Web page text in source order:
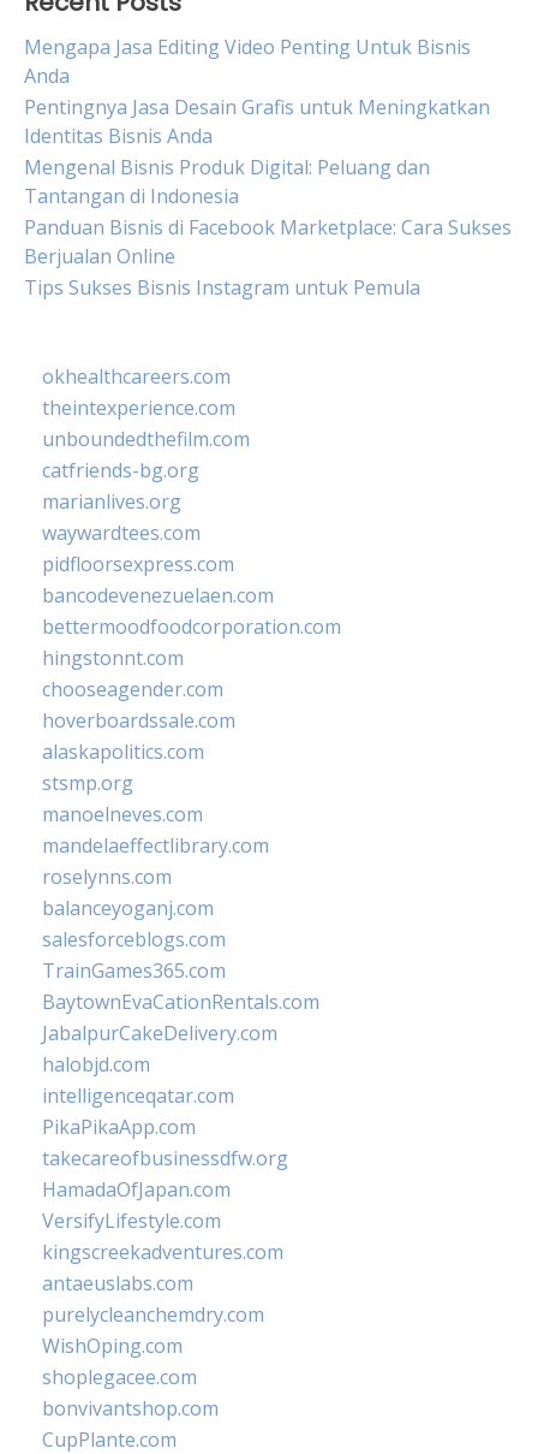
Mengapa Jasa Editing Video Penting Untuk Bisnis
Anda
Pentingnya Jasa Desain Grafis untuk Meningkatkan
Identitas Bisnis Anda
Mengenal Bisnis Produk Digital: Peluang dan
Tantangan di Indonesia
Panduan Bisnis di Facebook Marketplace: Cara Sukses
Berjualan Online
Tips Sukses Bisnis Instagram untuk Pemula
okhealthcareers.com
theintexperience.com
unboundedthefilm.com
catfriends-bg.org
marianlives.org
waywardtees.com
pidfloorsexpress.com
bancodevenezuelaen.com
bettermoodfoodcorporation.com
hingstonnt.com
chooseagender.com
hoverboardssale.com
alaskapolitics.com
stsmp.org
manoelneves.com
mandelaeffectlibrary.com
roselynns.com
balanceyoganj.com
salesforceblogs.com
TrainGames365.com
BaytownEvaCationRentals.com
JabalpurCakeDelivery.com
halobjd.com
intelligenceqatar.com
PikaPikaApp.com
takecareofbusinessdfw.org
HamadaOfJapan.com
VersifyLifestyle.com
kingscreekadventures.com
antaeuslabs.com
purelycleanchemdry.com
WishOping.com
shoplegacee.com
bonvivantshop.com
CupPlante.com